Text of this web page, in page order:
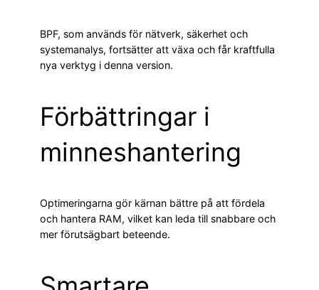
BPF, som används för nätverk, säkerhet och
systemanalys, fortsätter att växa och får kraftfulla
nya verktyg i denna version.
Förbättringar i
minneshantering
Optimeringarna gör kärnan bättre på att fördela
och hantera RAM, vilket kan leda till snabbare och
mer förutsägbart beteende.